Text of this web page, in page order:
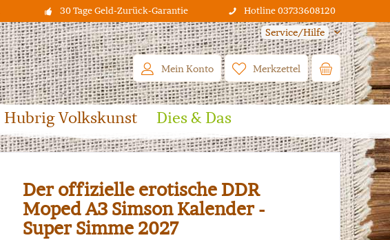
30 Tage Geld-Zurück-Garantie Hotline 03733608120
Service/Hilfe
Merkzettel
Mein Konto
Hubrig Volkskunst Dies & Das
Der offizielle erotische DDR
Moped A3 Simson Kalender -
Super Simme 2027